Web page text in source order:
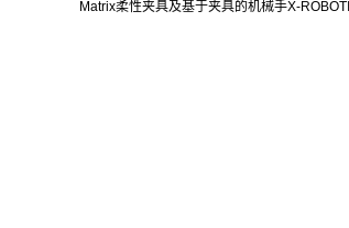
Matrix柔性夹具及基于夹具的机械手X-